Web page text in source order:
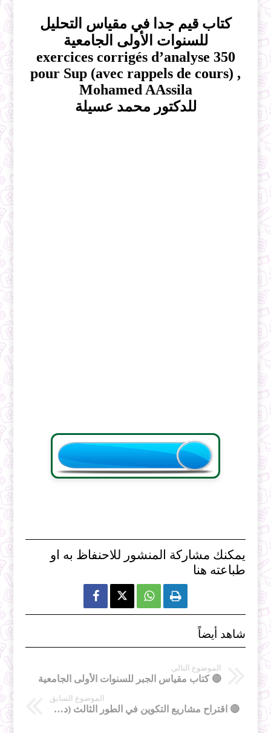
كتاب قيم جدا في مقياس التحليل
للسنوات الأولى الجامعية
350 exercices corrigés d’analyse
pour Sup (avec rappels de cours) ,
Mohamed AAssila
للدكتور محمد عسيلة
يمكنك مشاركة المنشور للاحنفاظ به او
طباعته هنا
  
شاهد أيضاً
الموضوع التالي
🔴 كتاب مقياس الجبر للسنوات الأولى الجامعية
الموضوع السابق
🔴 اقتراح مشاريع التكوين في الطور الثالث (دكتوراه ل.م.د) .دورة 2022-2023.